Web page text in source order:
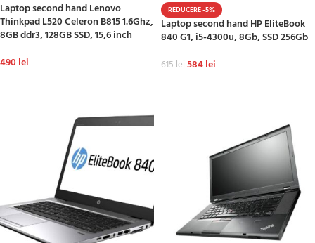
Laptop second hand Lenovo
Thinkpad L520 Celeron B815 1.6Ghz,
8GB ddr3, 128GB SSD, 15,6 inch
490 lei
REDUCERE -5%
Laptop second hand HP EliteBook
840 G1, i5-4300u, 8Gb, SSD 256Gb
615lei584lei